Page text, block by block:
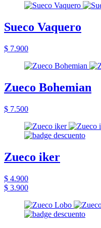
Sueco Vaquero
$ 7.900
Zueco Bohemian
$ 7.500
Zueco iker
$ 4.900
$ 3.900